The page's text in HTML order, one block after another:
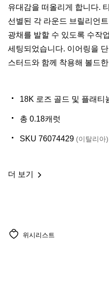
유대감을 떠올리게 합니다.
선별된 각 라운드 브릴리언
광채를 발할 수 있도록 수작
세팅되었습니다. 이어링을
스터드와 함께 착용해 볼드
18K 로즈 골드 및 플래티
총 0.18캐럿
SKU 76074429 (이탈리아)
더 보기
위시리스트